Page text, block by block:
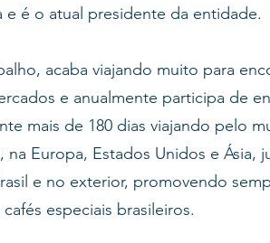
e é o atual presidente da entidade.
acaba viajando muito para
e anualmente participa de
mais de 180 dias viajando pelo
na Europa, Estados Unidos e Ásia,
e no exterior, promovendo
especiais brasileiros.